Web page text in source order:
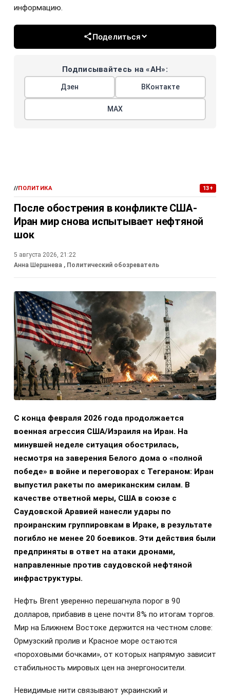
информацию.
Поделиться
Подписывайтесь на «АН»:
Дзен ВКонтакте
МАХ
//ПОЛИТИКА 13+
После обострения в конфликте США-
Иран мир снова испытывает нефтяной
шок
5 августа 2026, 21:22
Анна Шершнева , Политический обозреватель
С конца февраля 2026 года продолжается
военная агрессия США/Израиля на Иран. На
минувшей неделе ситуация обострилась,
несмотря на заверения Белого дома о «полной
победе» в войне и переговорах с Тегераном: Иран
выпустил ракеты по американским силам. В
качестве ответной меры, США в союзе с
Саудовской Аравией нанесли удары по
проиранским группировкам в Ираке, в результате
погибло не менее 20 боевиков. Эти действия были
предприняты в ответ на атаки дронами,
направленные против саудовской нефтяной
инфраструктуры.
Нефть Brent уверенно перешагнула порог в 90
долларов, прибавив в цене почти 8% по итогам торгов.
Мир на Ближнем Востоке держится на честном слове:
Ормузский пролив и Красное море остаются
«пороховыми бочками», от которых напрямую зависит
стабильность мировых цен на энергоносители.
Невидимые нити связывают украинский и